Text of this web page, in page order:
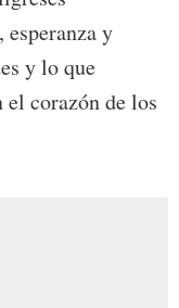
esperanza y
y lo que
el corazón de los